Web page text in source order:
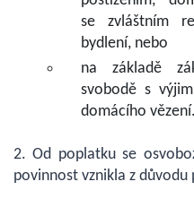
se zvláštním
bydlení, nebo
na základě
svobodě s
domácího vězení.
2. Od poplatku se
povinnost vznikla z